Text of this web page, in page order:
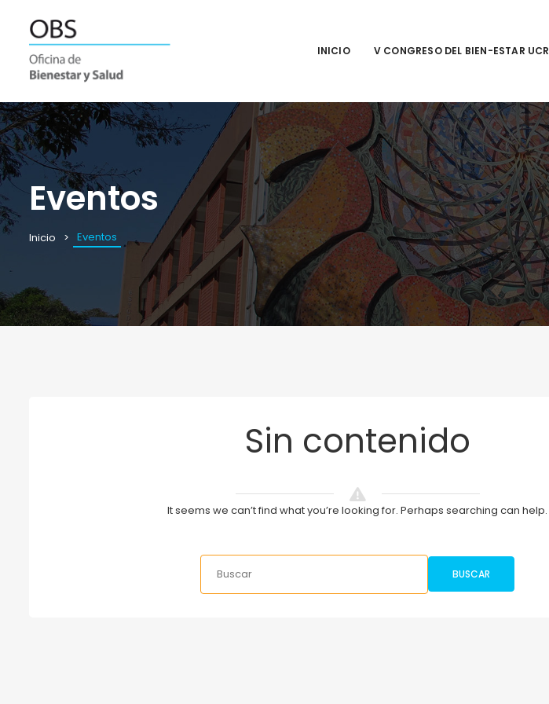
INICIO V CONGRESO DEL BIEN-ESTAR UCR
Eventos
Inicio Eventos
Sin contenido
It seems we can’t find what you’re looking for. Perhaps searching can help.
BUSCAR